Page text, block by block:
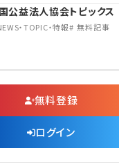
公益法人協会トピックス
・TOPIC・特報 無料記事
無料登録
ログイン